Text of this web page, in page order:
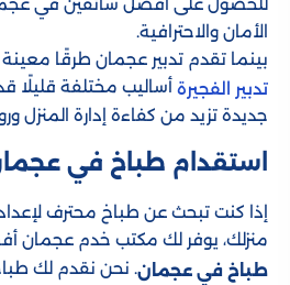
الأمان والاحترافية.
بينما تقدم تدبير عجمان طرقًا معينة
تدبير الفجيرة أساليب مختلفة قليلًا
جديدة تزيد من كفاءة إدارة المنزل
استقدام طباخ في
إذا كنت تبحث عن طباخ محترف
منزلك، يوفر لك مكتب خدم عجمان
طباخ في عجمان. نحن نقدم لك